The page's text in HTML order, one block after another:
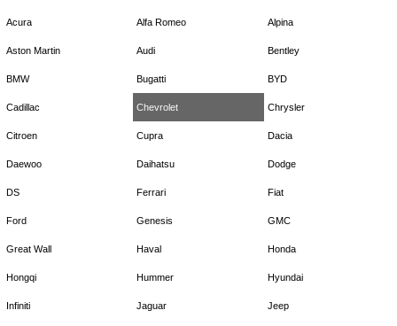
Acura Alfa Romeo Alpina
Aston Martin Audi Bentley
BMW Bugatti BYD
Cadillac Chevrolet Chrysler
Citroen Cupra Dacia
Daewoo Daihatsu Dodge
DS Ferrari Fiat
Ford Genesis GMC
Great Wall Haval Honda
Hongqi Hummer Hyundai
Infiniti Jaguar Jeep